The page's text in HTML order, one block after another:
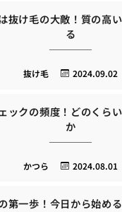
抜け毛の大敵！質の高
る
2024.09.02
抜け毛
ックの頻度！どのくら
か
2024.08.01
かつら
第一歩！今日から始め